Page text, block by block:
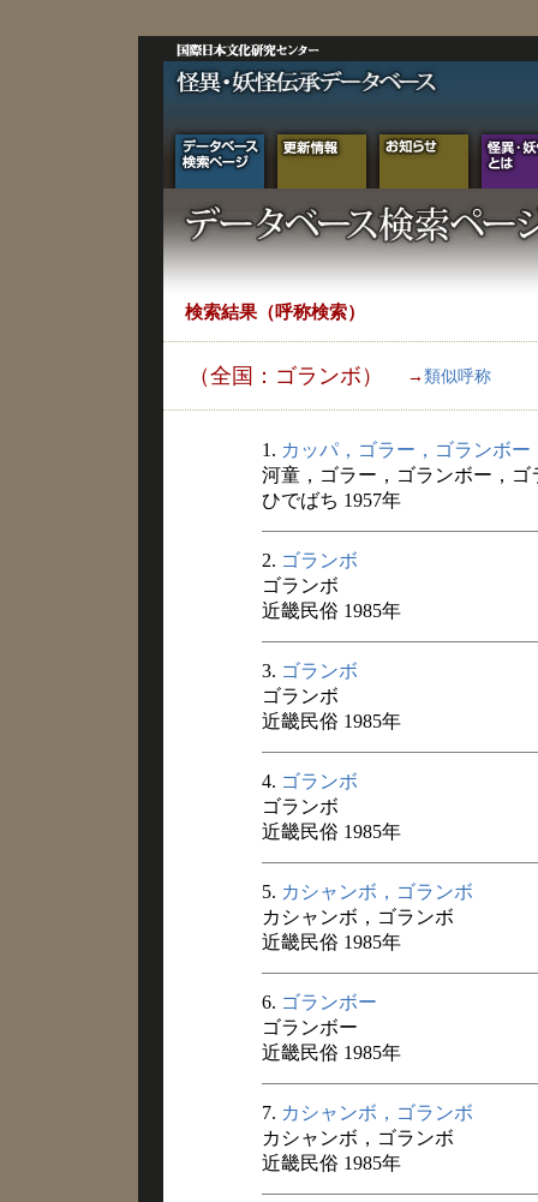
検索結果（呼称検索）
（全国：ゴランボ） → 類似呼称
1. カッパ，ゴラー，ゴランボー
河童，ゴラー，ゴランボー，ゴ
ひでばち 1957年
2. ゴランボ
ゴランボ
近畿民俗 1985年
3. ゴランボ
ゴランボ
近畿民俗 1985年
4. ゴランボ
ゴランボ
近畿民俗 1985年
5. カシャンボ，ゴランボ
カシャンボ，ゴランボ
近畿民俗 1985年
6. ゴランボー
ゴランボー
近畿民俗 1985年
7. カシャンボ，ゴランボ
カシャンボ，ゴランボ
近畿民俗 1985年